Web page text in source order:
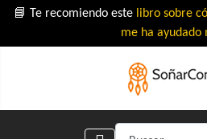
📘 Te recomiendo este libro sobre
me ha ayudado
Buscar